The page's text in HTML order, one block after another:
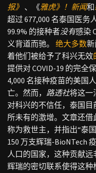
报》 、《雅虎》！新闻和
超过 677,000 名泰国医务
99.9% 的接种者没有感染
义背道而驰。 绝大多数
着他们被给予了科兴无效
提供对 COVID-19 的完全
4,000 名接种疫苗的美国
亡。然而， 路透社将这一
对科兴的不信任，泰国
所未有的激增。文章还
称为救世主，并指出“泰
150 万支辉瑞-BioNTech
人口的国家，这种贡献远
辉瑞的密切联系使得这